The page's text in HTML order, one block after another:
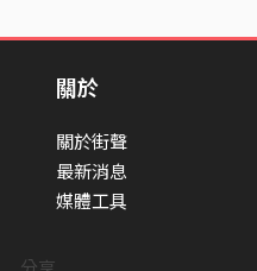
關於
關於街聲
最新消息
媒體工具